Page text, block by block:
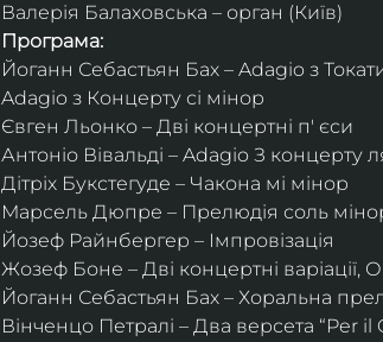
Валерія Балаховська – орган (Київ)
Програма:
Йоганн Себастьян Бах – Adagio з
Adagio з Концерту сі мінор
Євген Льонко – Дві концертні п' єси
Антоніо Вівальді – Adagio З концерту
Дітріх Букстегуде – Чакона мі мінор
Марсель Дюпре – Прелюдія соль
Йозеф Райнбергер – Імпровізація
Жозеф Боне – Дві концертні варіації,
Йоганн Себастьян Бах – Хоральна
Вінченцо Петралі – Два версета “Per il